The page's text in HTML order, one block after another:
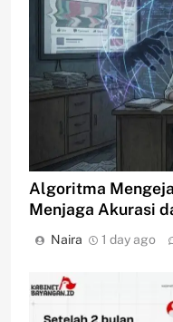
Algoritma
Menjaga Akurasi
Naira 1 day ago